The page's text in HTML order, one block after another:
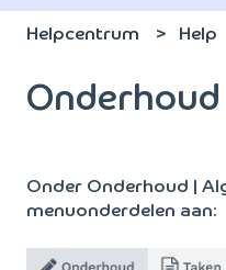
Helpcentrum Help
Onderhoud
Onder Onderhoud |
menuonderdelen aan: